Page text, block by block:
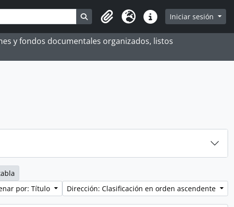
Search in browse page
Portapapeles
Idioma Enlaces rápidos
Iniciar sesión
y fondos documentales organizados, listos
por: Título
Dirección: Clasificación en orden ascendente